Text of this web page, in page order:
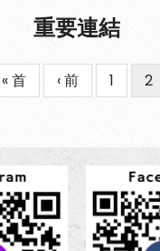
重要連結
First
page
« 首
Previous
page
‹ 前 Page
1
目
前
面
2